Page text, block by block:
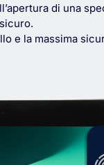
di una
sicuro.
e la massima